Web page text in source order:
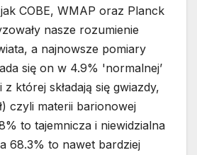
COBE, WMAP oraz Planck
nasze rozumienie
a najnowsze pomiary
się on w 4.9% 'normalnej’
z której składają się gwiazdy,
czyli materii barionowej
to tajemnicza i niewidzialna
68.3% to nawet bardziej